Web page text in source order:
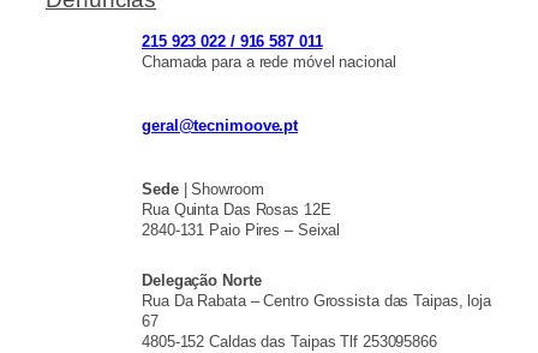
215 923 022 / 916 587 011
Chamada para a rede móvel nacional
geral@tecnimoove.pt
Sede| Showroom
Rua Quinta Das Rosas 12E
2840-131 Paio Pires – Seixal
Delegação Norte
Rua Da Rabata – Centro Grossista das Taipas, loja
67
4805-152 Caldas das Taipas Tlf 253095866